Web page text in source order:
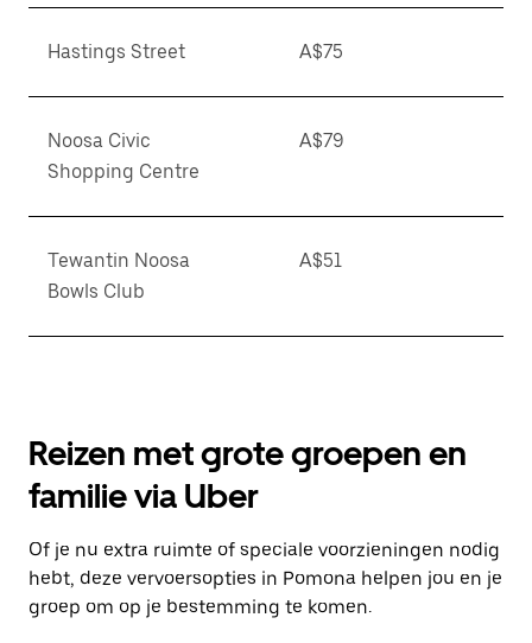
Hastings Street A$75
Noosa Civic
Shopping Centre
A$79
Tewantin Noosa
Bowls Club
A$51
Reizen met grote groepen en
familie via Uber
Of je nu extra ruimte of speciale voorzieningen nodig
hebt, deze vervoersopties in Pomona helpen jou en je
groep om op je bestemming te komen.